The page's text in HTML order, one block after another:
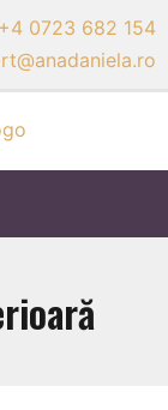
+4 0723 682 154